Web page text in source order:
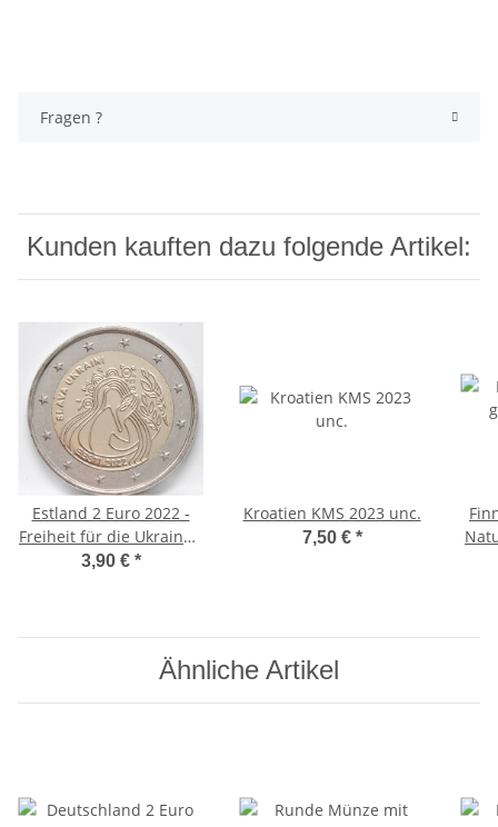
Fragen ?
Kunden kauften dazu folgende Artikel:
Estland 2 Euro 2022 -
Freiheit für die Ukraine -
unc.
3,90 € *
Kroatien KMS 2023 unc.
7,50 € *
Ähnliche Artikel